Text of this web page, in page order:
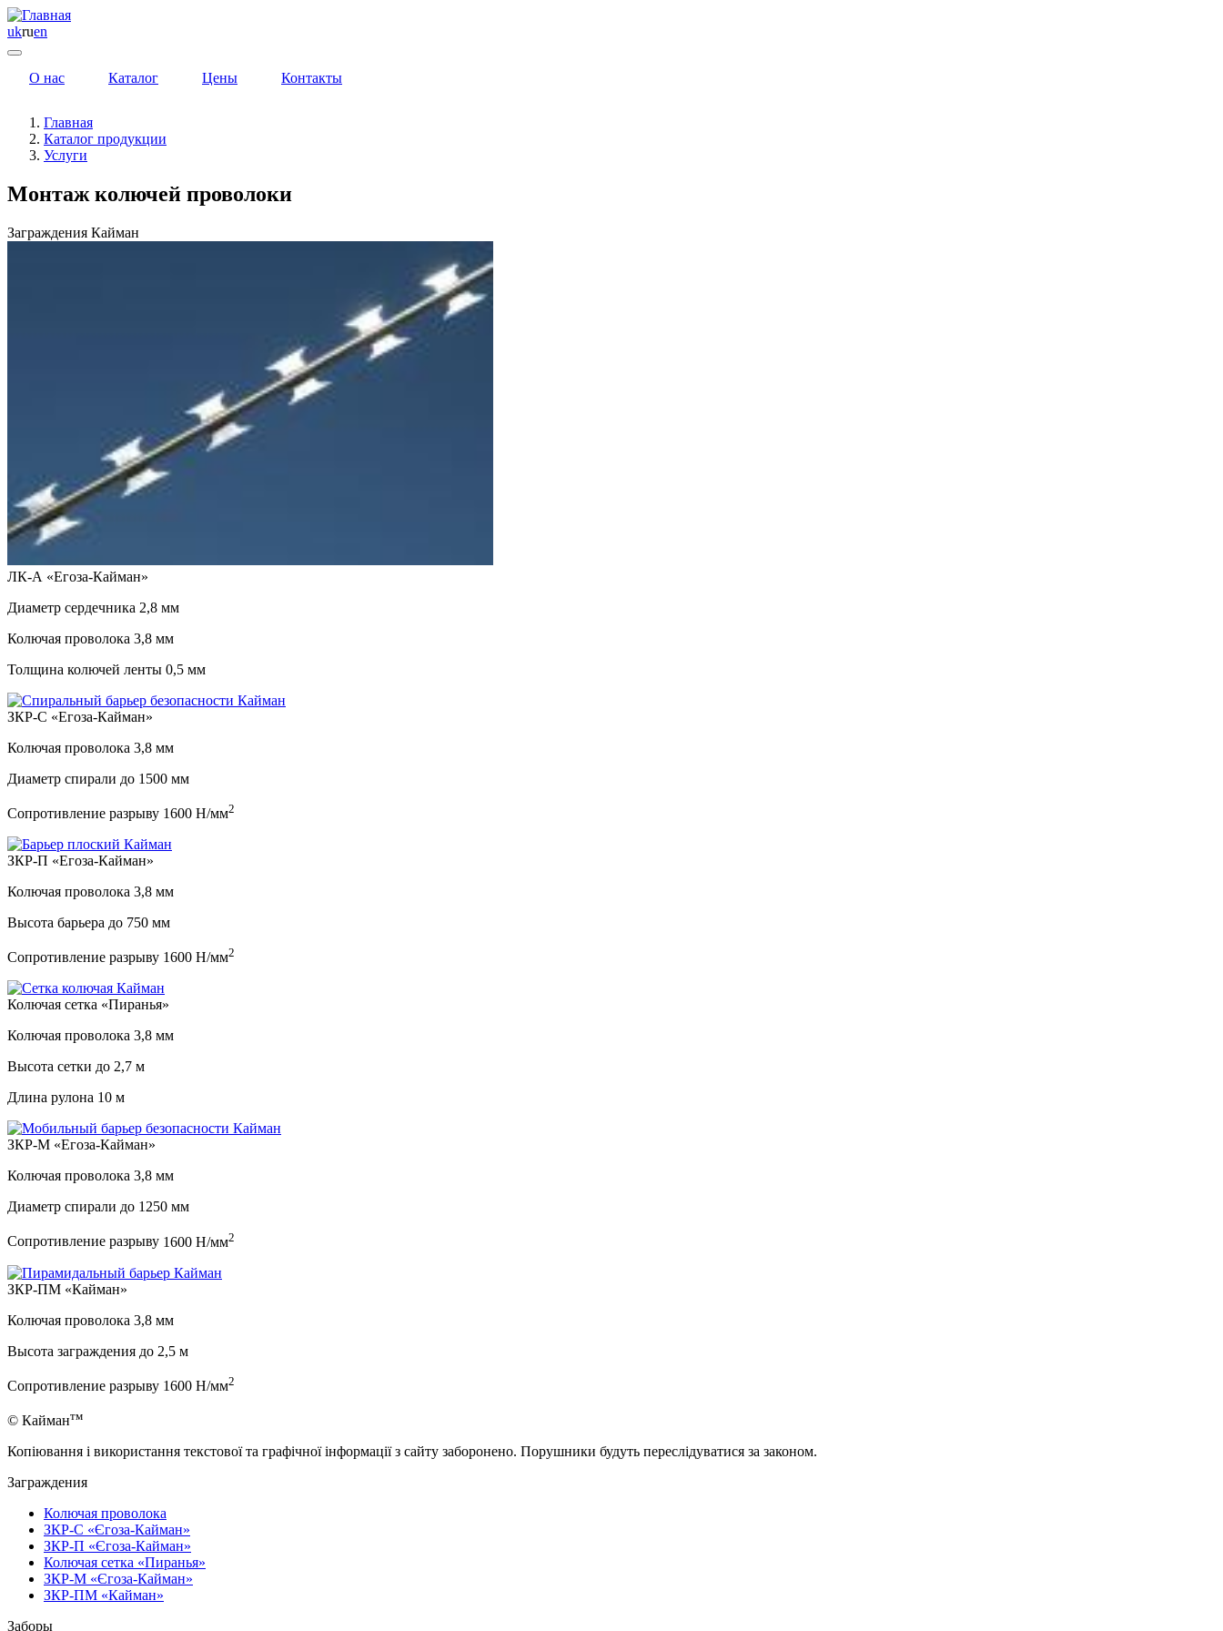
ukruen
О нас Каталог Цены Контакты
Главная
Каталог продукции
Услуги
Монтаж колючей проволоки
Заграждения Кайман
ЛК-А «Егоза-Кайман»
Диаметр сердечника 2,8 мм
Колючая проволока 3,8 мм
Толщина колючей ленты 0,5 мм
ЗКР-С «Егоза-Кайман»
Колючая проволока 3,8 мм
Диаметр спирали до 1500 мм
Сопротивление разрыву 1600 Н/мм2
ЗКР-П «Егоза-Кайман»
Колючая проволока 3,8 мм
Высота барьера до 750 мм
Сопротивление разрыву 1600 Н/мм2
Колючая сетка «Пиранья»
Колючая проволока 3,8 мм
Высота сетки до 2,7 м
Длина рулона 10 м
ЗКР-М «Егоза-Кайман»
Колючая проволока 3,8 мм
Диаметр спирали до 1250 мм
Сопротивление разрыву 1600 Н/мм2
ЗКР-ПМ «Кайман»
Колючая проволока 3,8 мм
Высота заграждения до 2,5 м
Сопротивление разрыву 1600 Н/мм2
© Каймантм
Копіювання і використання текстової та графічної інформації з сайту заборонено. Порушники будуть переслідуватися за законом.
Заграждения
Колючая проволока
ЗКР-С «Єгоза-Кайман»
ЗКР-П «Єгоза-Кайман»
Колючая сетка «Пиранья»
ЗКР-М «Єгоза-Кайман»
ЗКР-ПМ «Кайман»
Заборы